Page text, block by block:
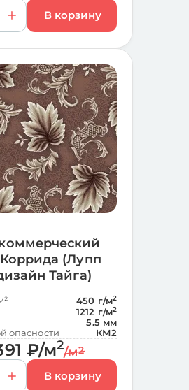
(Лупп
Тайга)
450 г/м2
1212 г/м2
5.5 мм
опасности
КМ2
₽/м2/м2